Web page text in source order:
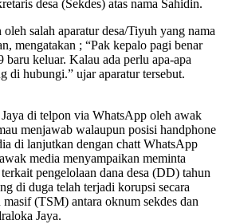
desa (Sekdes) atas nama Sahidin.
salah aparatur desa/Tiyuh yang nama
mengatakan ; “Pak kepalo pagi benar
baru keluar. Kalau ada perlu apa-apa
di hubungi.” ujar aparatur tersebut.
di telpon via WhatsApp oleh awak
menjawab walaupun posisi handphone
di lanjutkan dengan chatt WhatsApp
media menyampaikan meminta
pengelolaan dana desa (DD) tahun
di duga telah terjadi korupsi secara
masif (TSM) antara oknum sekdes dan
Jaya.